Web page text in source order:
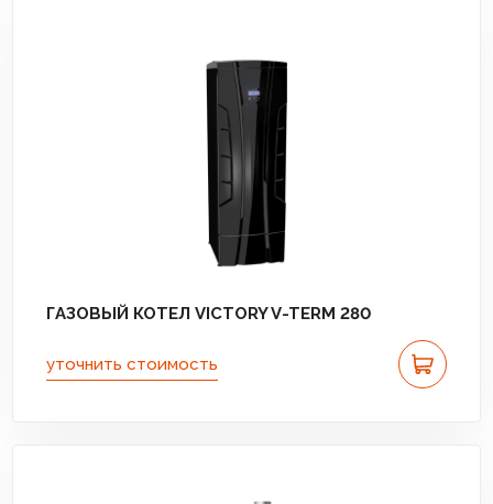
ГАЗОВЫЙ КОТЕЛ VICTORY V-TERM 280
уточнить стоимость